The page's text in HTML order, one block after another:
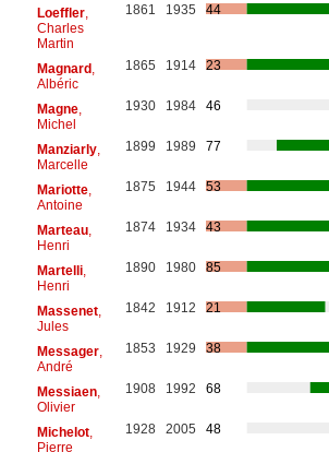
Loeffler,
Charles
Martin
1861 1935 44
Magnard,
Albéric
1865 1914 23
Magne,
Michel
1930 1984 46
Manziarly,
Marcelle
1899 1989 77
Mariotte,
Antoine
1875 1944 53
Marteau,
Henri
1874 1934 43
Martelli,
Henri
1890 1980 85
Massenet,
Jules
1842 1912 21
Messager,
André
1853 1929 38
Messiaen,
Olivier
1908 1992 68
Michelot,
Pierre
1928 2005 48